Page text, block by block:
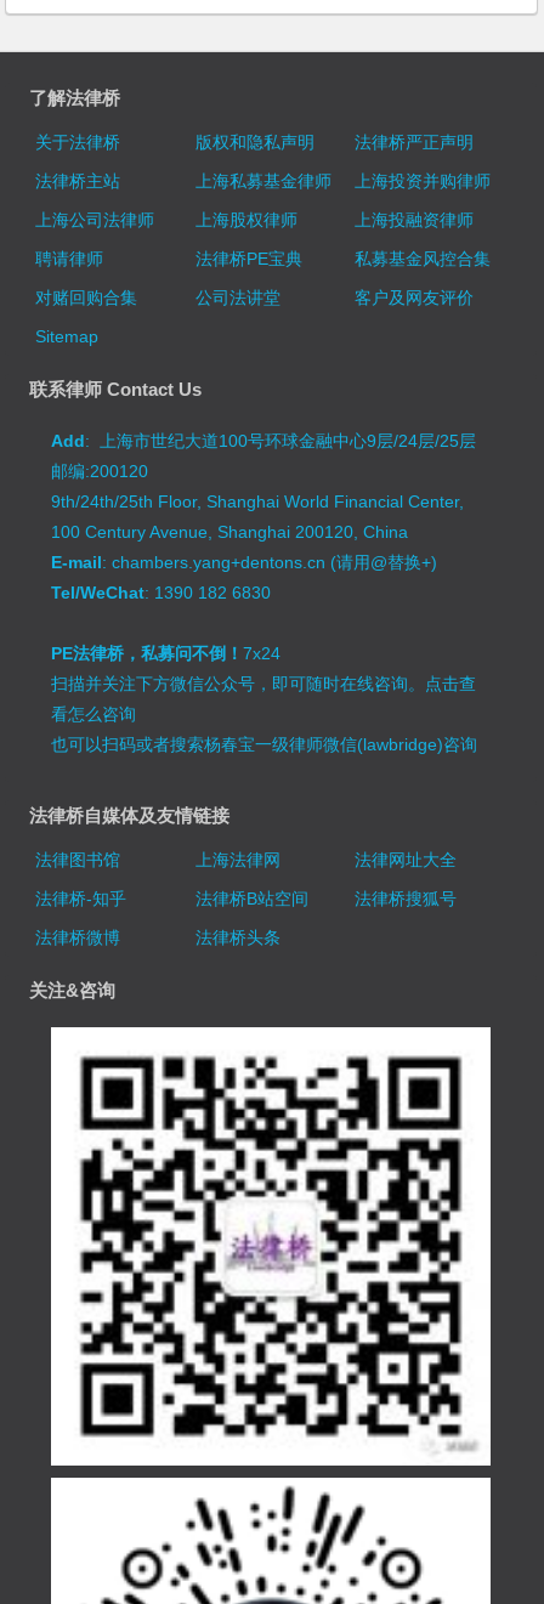
了解法律桥
关于法律桥 版权和隐私声明
法律桥严正声明
法律桥主站
上海私募基金律师
上海投资并购律师
上海公司法律师
上海股权律师
上海投融资律师
聘请律师
法律桥PE宝典
私募基金风控合集
对赌回购合集
公司法讲堂
客户及网友评价
Sitemap
联系律师 Contact Us
Add: 上海市世纪大道100号环球金融中心9层/24层/25层
邮编:200120
9th/24th/25th Floor, Shanghai World Financial Center,
100 Century Avenue, Shanghai 200120, China
E-mail: chambers.yang+dentons.cn (请用@替换+)
Tel/WeChat: 1390 182 6830
PE法律桥，私募问不倒！7x24
扫描并关注下方微信公众号，即可随时在线咨询。 点击查
看怎么咨询
也可以扫码或者搜索杨春宝一级律师微信(lawbridge)咨询
法律桥自媒体及友情链接
法律图书馆 上海法律网
法律网址大全
法律桥-知乎
法律桥B站空间
法律桥搜狐号
法律桥微博
法律桥头条
关注&咨询